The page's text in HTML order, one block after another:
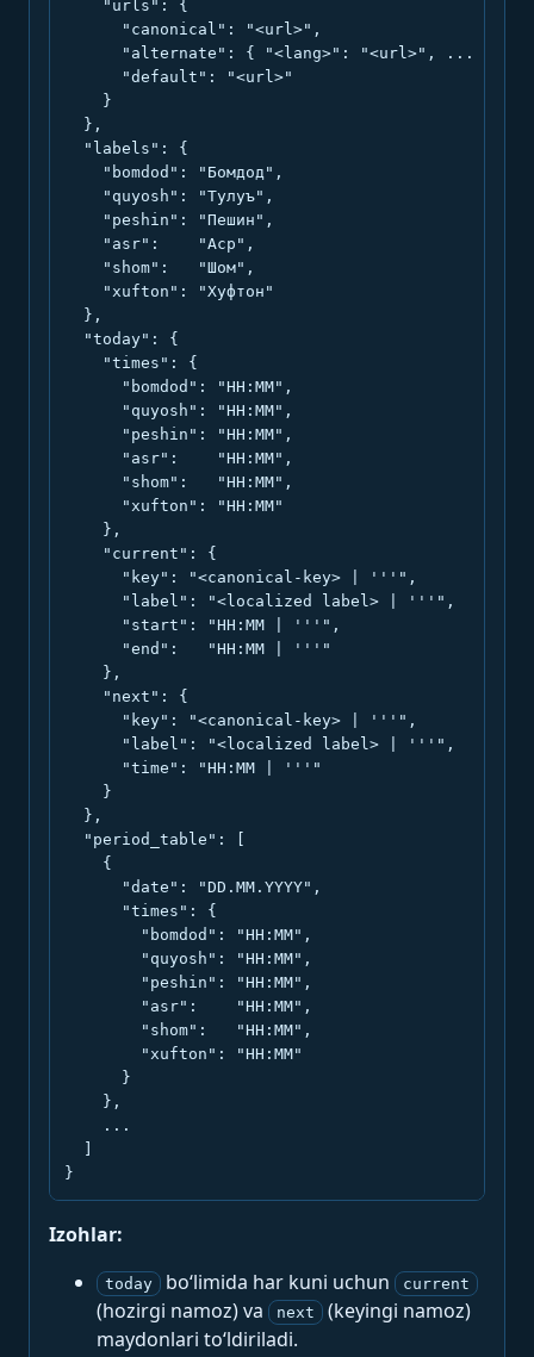
    "urls": {
      "canonical": "<url>",
      "alternate": { "<lang>": "<url>", ... },
      "default": "<url>"
    }
  },
  "labels": {
    "bomdod": "Бомдод",
    "quyosh": "Тулуъ",
    "peshin": "Пешин",
    "asr":    "Аср",
    "shom":   "Шом",
    "xufton": "Хуфтон"
  },
  "today": {
    "times": {
      "bomdod": "HH:MM",
      "quyosh": "HH:MM",
      "peshin": "HH:MM",
      "asr":    "HH:MM",
      "shom":   "HH:MM",
      "xufton": "HH:MM"
    },
    "current": {
      "key": "<canonical-key> | '''",
      "label": "<localized label> | '''",
      "start": "HH:MM | '''",
      "end":   "HH:MM | '''"
    },
    "next": {
      "key": "<canonical-key> | '''",
      "label": "<localized label> | '''",
      "time": "HH:MM | '''"
    }
  },
  "period_table": [
    {
      "date": "DD.MM.YYYY",
      "times": {
        "bomdod": "HH:MM",
        "quyosh": "HH:MM",
        "peshin": "HH:MM",
        "asr":    "HH:MM",
        "shom":   "HH:MM",
        "xufton": "HH:MM"
      }
    },
    ...
}
Izohlar:
today bo‘limida har kuni uchun current
(hozirgi namoz) va next
(keyingi namoz)
maydonlari to‘ldiriladi.